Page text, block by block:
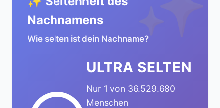
Nachnamens
Wie selten ist dein Nachname?
ULTRA SELTEN
Nur 1 von 36.529.680
Menschen